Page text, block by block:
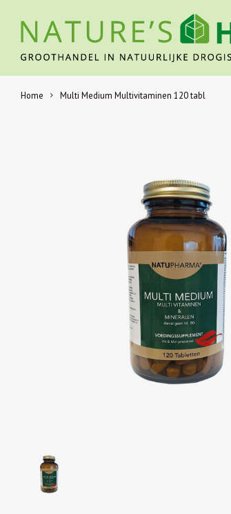
Home Multi Medium Multivitaminen 120 tabl